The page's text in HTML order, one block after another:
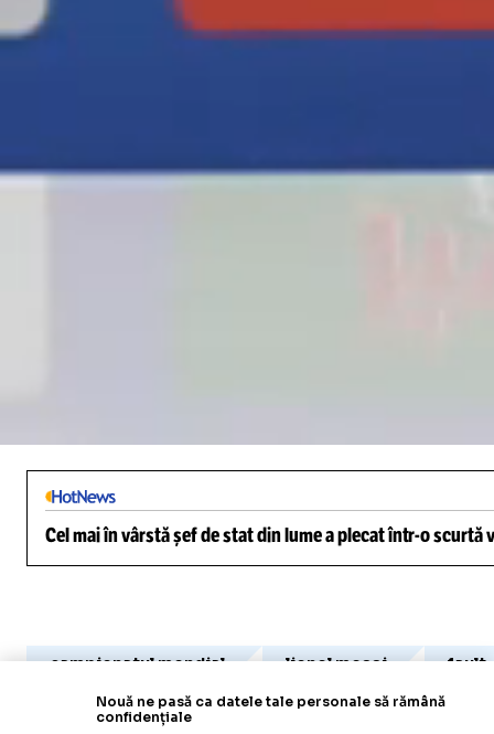
Cel mai în vârstă șef de stat din lume a plecat într-o scurtă
campionatul mondial lionel messi fault
Nouă ne pasă ca datele tale personale să rămână
confidențiale